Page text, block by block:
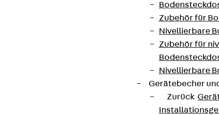
Zubehör für
Nivellierbare
Zubehör für
Nivellierbare
Gerätebecher
Zurück